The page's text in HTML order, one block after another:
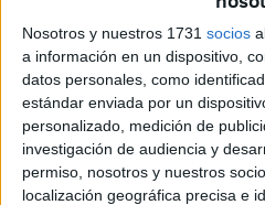
Nosotros y nuestros 1731 socios
a información en un dispositivo,
datos personales, como
estándar enviada por un
personalizado, medición de
investigación de audiencia y
permiso, nosotros y nuestros
localización geográfica precisa e
contenido escrito, entre el Alto
Marruecos, Felipe Alfau
de Luque y Coca (1850-1937),
que el primero indica
conveniencia el decapitar a los
que produce en las masas,